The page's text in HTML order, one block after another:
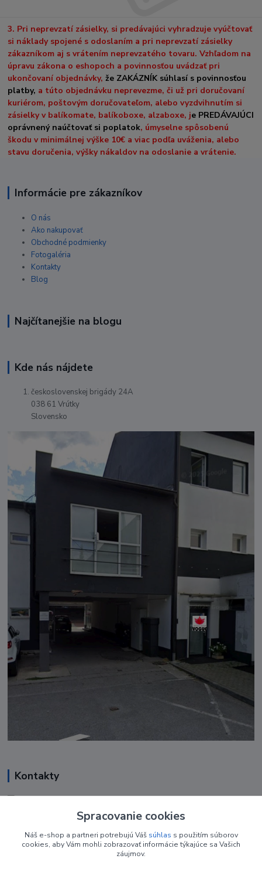
3. Pri neprevzatí zásielky, si predávajúci vyhradzuje vyúčtovať
si náklady spojené s odoslaním a pri neprevzatí zásielky
zákazníkom aj s vrátením neprevzatého tovaru. Vzhľadom na
úpravu zákona o eshopoch a povinnosťou uvádzať pri
ukončovaní objednávky,že ZAKÁZNÍK súhlasí s povinnosťou
platby, a túto objednávku neprevezme, či už pri doručovaní
kuriérom, poštovým doručovateľom, alebo vyzdvihnutím si
zásielky v balíkomate, balíkoboxe, alzaboxe, je PREDÁVAJÚCI
oprávnený naúčtovať si poplatok, úmyselne spôsobenú
škodu v minimálnej výške 10€ a viac podľa uváženia, alebo
stavu doručenia, výšky nákaldov na odoslanie a vrátenie.
Informácie pre zákazníkov
O nás
Ako nakupovať
Obchodné podmienky
Fotogaléria
Kontakty
Blog
Najčítanejšie na blogu
Kde nás nájdete
československej brigády 24A
038 61 Vrútky
Slovensko
Kontakty
+421 948 050 205
nechtovyobchodik@gmail.com
Spracovanie cookies
Náš e-shop a partneri potrebujú Váš súhlas s použitím súborov
cookies, aby Vám mohli zobrazovať informácie týkajúce sa Vašich
záujmov.